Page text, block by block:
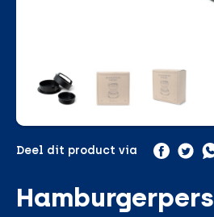
Deel dit product via
Hamburgerpers